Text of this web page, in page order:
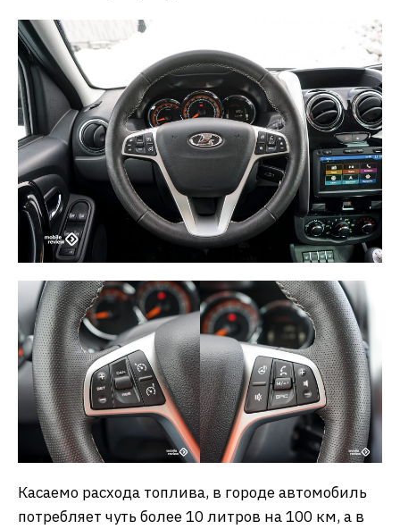
Касаемо расхода топлива, в городе автомобиль
потребляет чуть более 10 литров на 100 км, а в